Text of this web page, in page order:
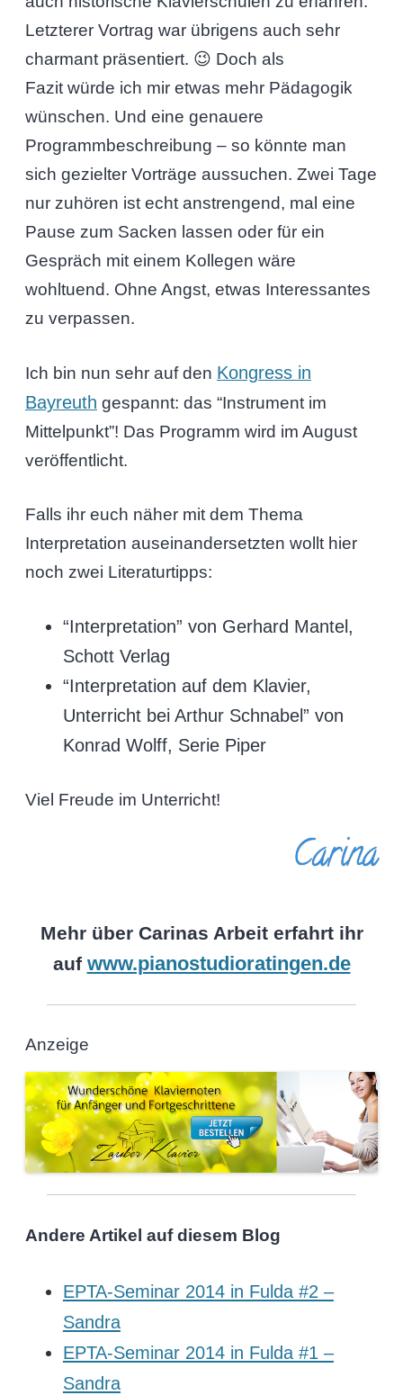
Letzterer Vortrag war übrigens auch sehr
charmant präsentiert. 😉 Doch als
Fazit würde ich mir etwas mehr Pädagogik
wünschen. Und eine genauere
Programmbeschreibung – so könnte man
sich gezielter Vorträge aussuchen. Zwei Tage
nur zuhören ist echt anstrengend, mal eine
Pause zum Sacken lassen oder für ein
Gespräch mit einem Kollegen wäre
wohltuend. Ohne Angst, etwas Interessantes
zu verpassen.
Ich bin nun sehr auf den Kongress in
Bayreuth gespannt: das “Instrument im
Mittelpunkt”! Das Programm wird im August
veröffentlicht.
Falls ihr euch näher mit dem Thema
Interpretation auseinandersetzten wollt hier
noch zwei Literaturtipps:
“Interpretation” von Gerhard Mantel,
Schott Verlag
“Interpretation auf dem Klavier,
Unterricht bei Arthur Schnabel” von
Konrad Wolff, Serie Piper
Viel Freude im Unterricht!
Carina
Mehr über Carinas Arbeit erfahrt ihr
auf www.pianostudioratingen.de
Anzeige
Andere Artikel auf diesem Blog
EPTA-Seminar 2014 in Fulda #2 –
Sandra
EPTA-Seminar 2014 in Fulda #1 –
Sandra